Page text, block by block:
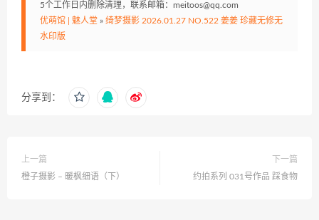
5个工作日内删除清理，联系邮箱：meitoos@qq.com
优萌馆 | 魅人堂 » 绮梦摄影 2026.01.27 NO.522 姜姜 珍藏无修无
水印版
分享到：
上一篇
橙子摄影 – 暖枫细语（下）
下一篇
约拍系列 031号作品 踩食物